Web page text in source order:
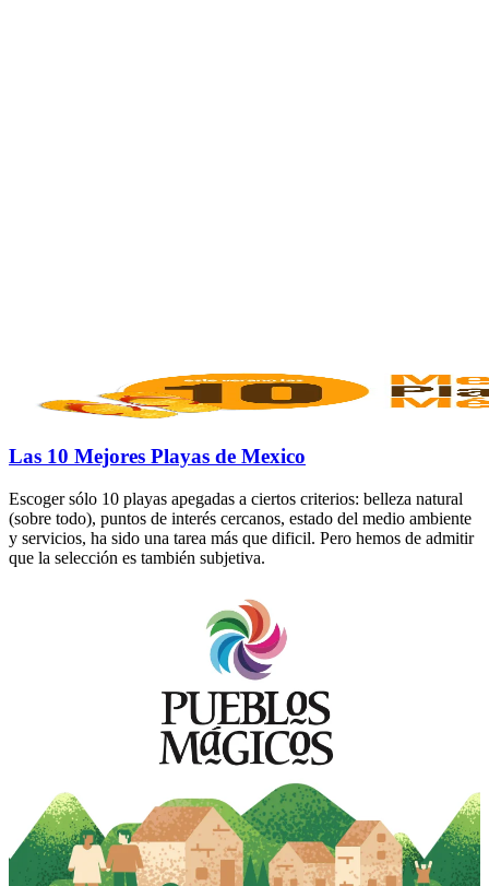
Las 10 Mejores Playas de Mexico
Escoger sólo 10 playas apegadas a ciertos criterios: belleza natural
(sobre todo), puntos de interés cercanos, estado del medio ambiente
y servicios, ha sido una tarea más que dificil. Pero hemos de admitir
que la selección es también subjetiva.